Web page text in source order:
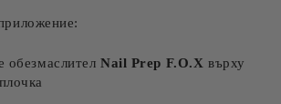
обезмаслителNail Prep F.O.X върху